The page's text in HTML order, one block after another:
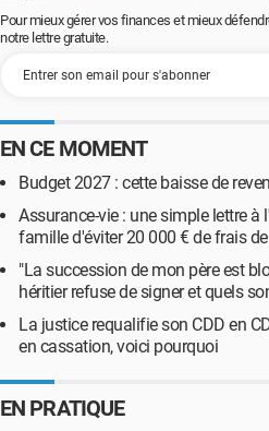
Pour mieux gérer vos finances et mieux
notre lettre gratuite.
EN CE MOMENT
Budget 2027 : cette baisse de
Assurance-vie : une simple lettre à
famille d'éviter 20 000 € de frais
"La succession de mon père est
héritier refuse de signer et quels
La justice requalifie son CDD en
en cassation, voici pourquoi
EN PRATIQUE